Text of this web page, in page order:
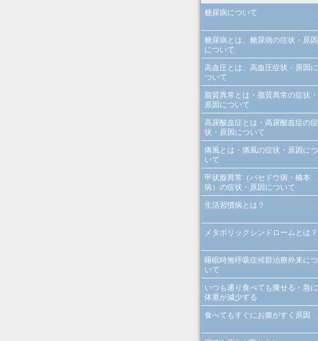
糖尿病について
糖尿病とは、糖尿病の症状・原因
について
高血圧とは、高血圧症状・原因に
ついて
脂質異常とは・脂質異常の症状・
原因について
高尿酸血症とは・高尿酸血症の症
状・原因について
痛風とは・痛風の症状・原因につ
いて
甲状腺異常（バセドウ病・橋本
病）の症状・原因について
生活習慣病とは？
メタボリックシンドロームとは？
睡眠時無呼吸症候群治療外来につ
いて
いつも通り食べても痩せる・急に
体重が減少する
食べてもすぐにお腹がすく原因